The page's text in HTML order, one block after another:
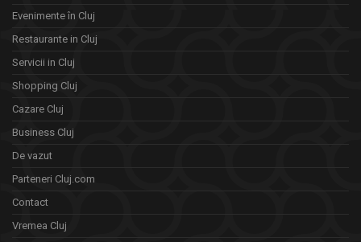
Evenimente în Cluj
Restaurante in Cluj
Servicii in Cluj
Shopping Cluj
Cazare Cluj
Business Cluj
De vazut
Parteneri Cluj.com
Contact
Vremea Cluj